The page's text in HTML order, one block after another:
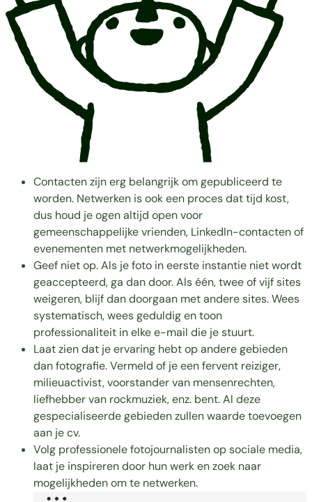
Contacten zijn erg belangrijk om gepubliceerd te
worden. Netwerken is ook een proces dat tijd kost,
dus houd je ogen altijd open voor
gemeenschappelijke vrienden, LinkedIn-contacten of
evenementen met netwerkmogelijkheden.
Geef niet op. Als je foto in eerste instantie niet wordt
geaccepteerd, ga dan door. Als één, twee of vijf sites
weigeren, blijf dan doorgaan met andere sites. Wees
systematisch, wees geduldig en toon
professionaliteit in elke e-mail die je stuurt.
Laat zien dat je ervaring hebt op andere gebieden
dan fotografie. Vermeld of je een fervent reiziger,
milieuactivist, voorstander van mensenrechten,
liefhebber van rockmuziek, enz. bent. Al deze
gespecialiseerde gebieden zullen waarde toevoegen
aan je cv.
Volg professionele fotojournalisten op sociale media,
laat je inspireren door hun werk en zoek naar
mogelijkheden om te netwerken.